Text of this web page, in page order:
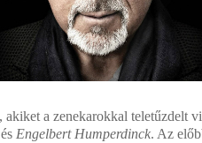
a zenekarokkal teletűzdelt
Engelbert Humperdinck. Az